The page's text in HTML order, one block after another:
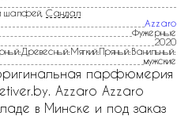
шалфей, Сандал
Azzaro
Фужерные
2020
мужские
парфюмерия
Azzaro Azzaro
в Минске и под заказ